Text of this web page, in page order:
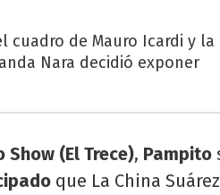
cuadro de Mauro Icardi y la
Nara decidió exponer
Show (El Trece), Pampito
que La China